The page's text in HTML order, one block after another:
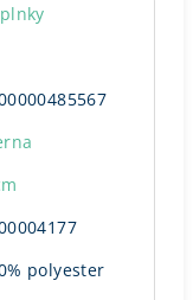
polyester